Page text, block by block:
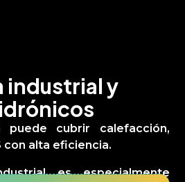
industrial y
puede cubrir calefacción,
con alta eficiencia.
es especialmente